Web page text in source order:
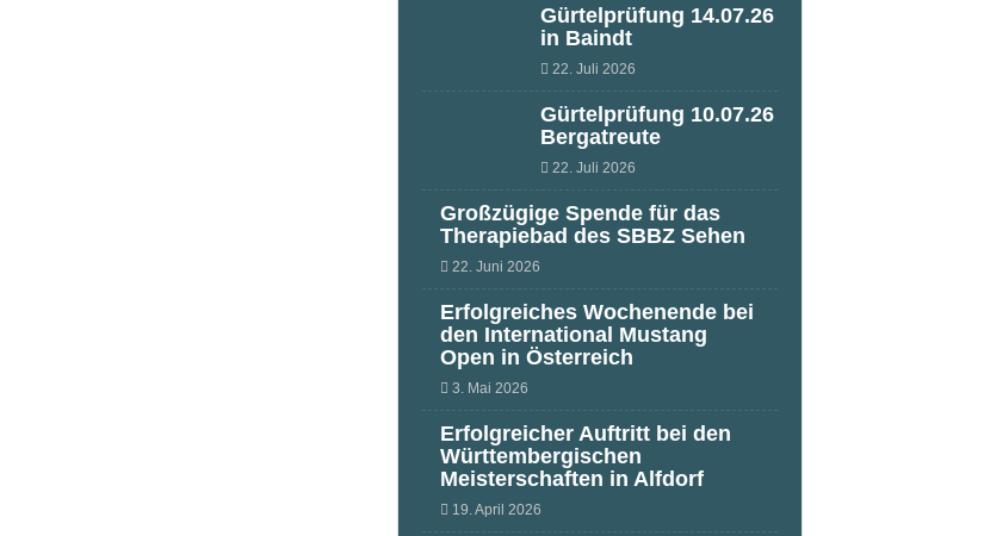
Gürtelprüfung 14.07.26
in Baindt
22. Juli 2026
Gürtelprüfung 10.07.26
Bergatreute
22. Juli 2026
Großzügige Spende für das
Therapiebad des SBBZ Sehen
22. Juni 2026
Erfolgreiches Wochenende bei
den International Mustang
Open in Österreich
3. Mai 2026
Erfolgreicher Auftritt bei den
Württembergischen
Meisterschaften in Alfdorf
19. April 2026